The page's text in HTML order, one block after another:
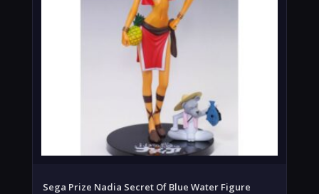
Sega Prize Nadia Secret Of Blue Water Figure